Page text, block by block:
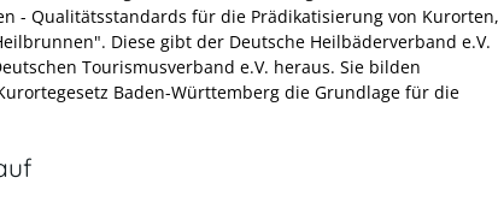
- Qualitätsstandards für die Prädikatisierung von Kurorten,
". Diese gibt der Deutsche Heilbäderverband e.V.
Tourismusverband e.V. heraus. Sie bilden
Baden-Württemberg die Grundlage für die